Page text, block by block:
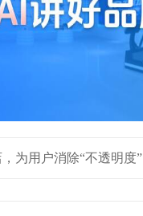
为用户消除“不透明度”